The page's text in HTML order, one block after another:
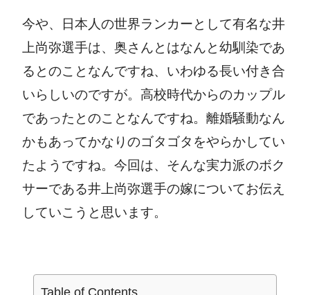
今や、日本人の世界ランカーとして有名な井
上尚弥選手は、奥さんとはなんと幼馴染であ
るとのことなんですね、いわゆる長い付き合
いらしいのですが。 高校時代からのカップル
であったとのことなんですね。離婚騒動なん
かもあってかなりのゴタゴタをやらかしてい
たようですね。今回は、そんな実力派のボク
サーである井上尚弥選手の嫁についてお伝え
していこうと思います。
Table of Contents